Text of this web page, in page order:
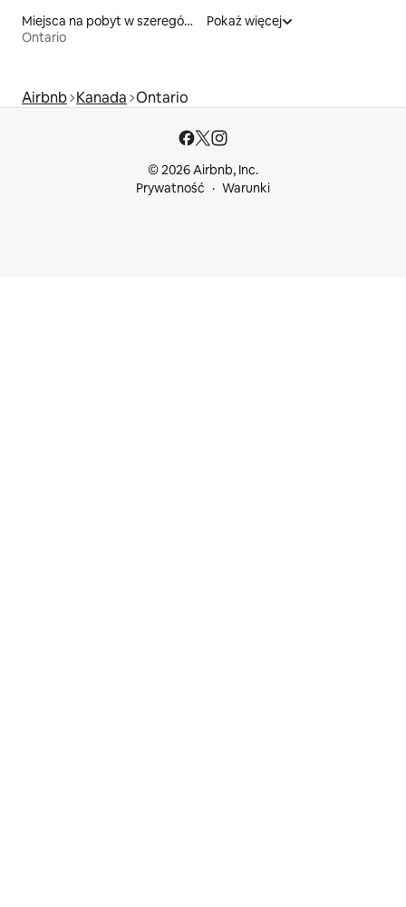
Miejsca na pobyt w szeregówkach
Ontario
Pokaż więcej
Airbnb Kanada Ontario
© 2026 Airbnb, Inc.
Prywatność
Warunki